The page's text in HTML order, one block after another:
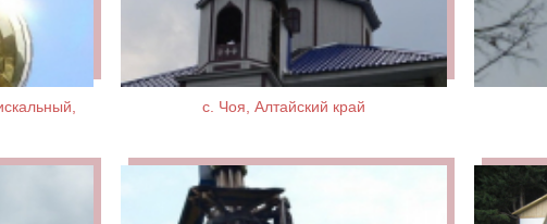
с. Чоя, Алтайский край